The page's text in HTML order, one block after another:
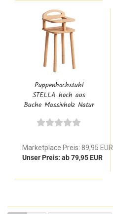
Puppenhochstuhl
STELLA hoch aus
Buche Massivholz Natur
Baby Puppen
Marketplace Preis: 89,95 EUR
Unser Preis: ab 79,95 EUR